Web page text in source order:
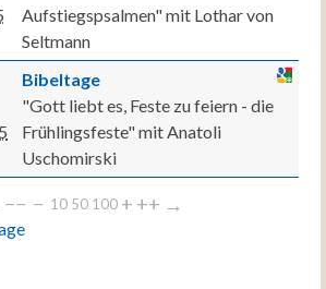
Aufstiegspsalmen" mit Lothar von
Seltmann
Bibeltage
"Gott liebt es, Feste zu feiern - die
Frühlingsfeste" mit Anatoli
Uschomirski
−− − 10 50 100 + ++ →